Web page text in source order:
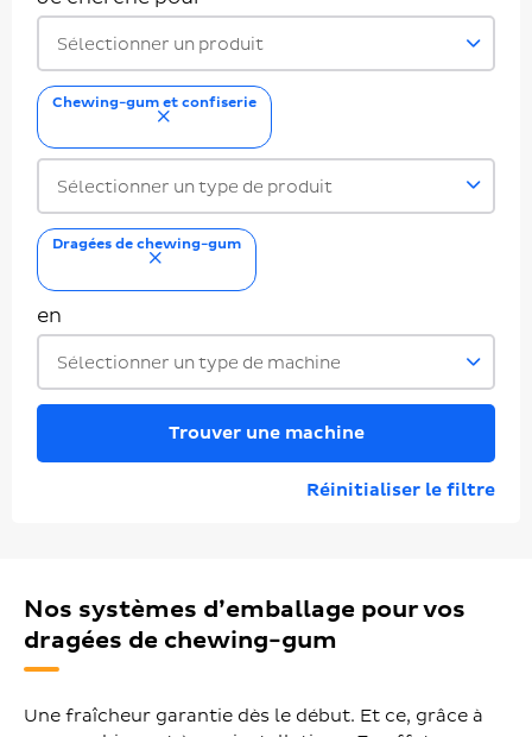
Sélectionner un produit
Chewing-gum et confiserie
supprimer
Sélectionner un type de produit
Dragées de chewing-gum
supprimer
en
Sélectionner un type de machine
Trouver une machine
Réinitialiser le filtre
Nos systèmes d’emballage pour vos
dragées de chewing-gum
Une fraîcheur garantie dès le début. Et ce, grâce à